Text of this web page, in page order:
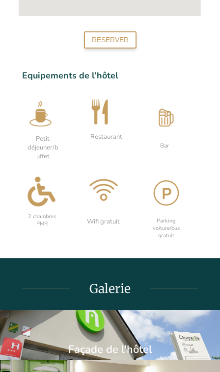
RESERVER
Equipements de l’hôtel
Petit
déjeuner/b
uffet
Restaurant
Bar
2 chambres
PMR
Wifi gratuit
Parking
voiture/bus
gratuit
Galerie
Façade de l'hôtel